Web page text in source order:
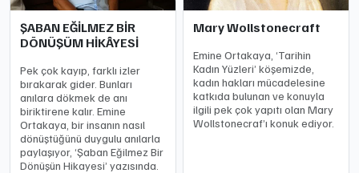
ŞABAN EĞİLMEZ BİR
DÖNÜŞÜM HİKÂYESİ
Pek çok kayıp, farklı izler
bırakarak gider. Bunları
anılara dökmek de anı
biriktirene kalır. Emine
Ortakaya, bir insanın nasıl
dönüştüğünü duygulu anılarla
paylaşıyor, ‘Şaban Eğilmez Bir
Dönüşün Hikayesi’ yazısında.
Mary Wollstonecraft
Emine Ortakaya, ‘Tarihin
Kadın Yüzleri’ köşemizde,
kadın hakları mücadelesine
katkıda bulunan ve konuyla
ilgili pek çok yapıtı olan Mary
Wollstonecraf’ı konuk ediyor.